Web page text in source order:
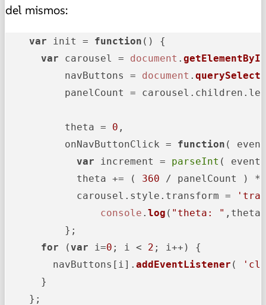
del mismos:
var init = function ( ) {
var carousel = document . getElementById
          navButtons =
document .
          panelCount = carousel.
children .
          theta =
0 ,
          onNavButtonClick =
function (
var increment = parseInt ( event.
            theta += (
360 / panelCount ) *
            carousel.
style . transform =
console . log ( "theta: " ,theta)
          };
for (var i=0 ; i < 2 ; i++) {
        navButtons[i].
addEventListener (
      }
    };